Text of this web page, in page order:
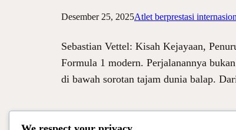
Desember 25, 2025Atlet berprestasi
Sebastian Vettel: Kisah Kejayaan,
Formula 1 modern. Perjalanannya
di bawah sorotan tajam dunia balap.